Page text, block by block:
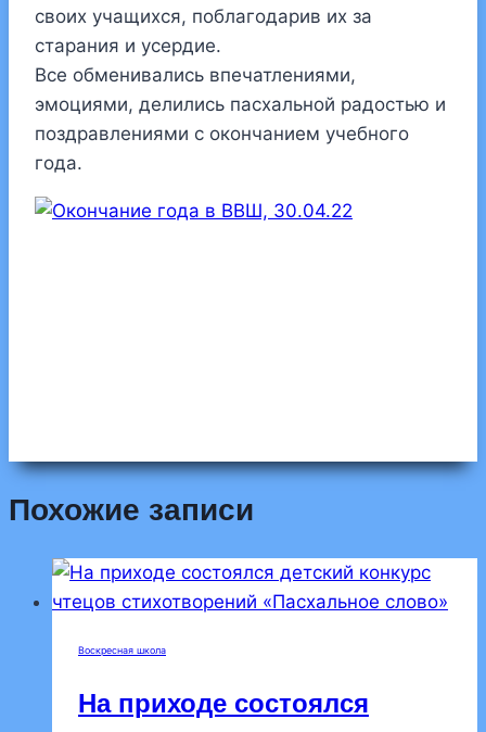
своих учащихся, поблагодарив их за
старания и усердие.
Все обменивались впечатлениями,
эмоциями, делились пасхальной радостью и
поздравлениями с окончанием учебного
года.
Похожие записи
Воскресная школа
На приходе состоялся